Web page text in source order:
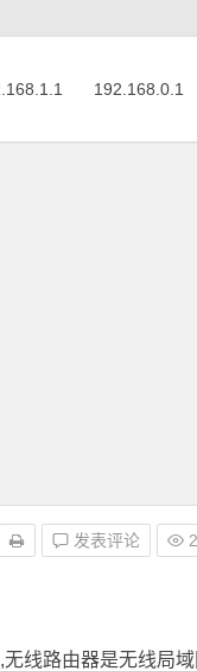
192.168.0.1
发表评论
线路由器是无线局